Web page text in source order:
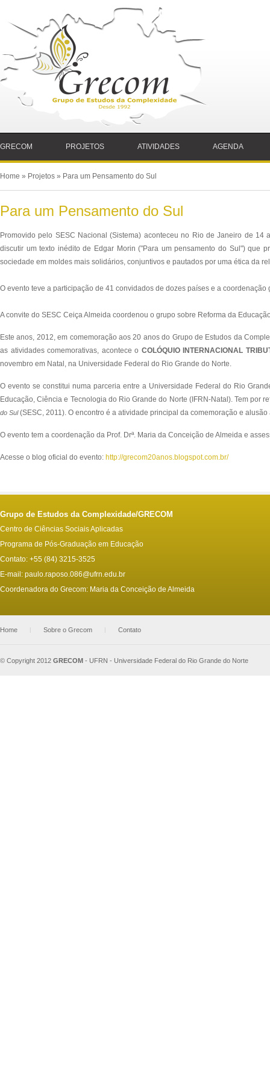
GRECOM PROJETOS ATIVIDADES AGENDA
Home » Projetos » Para um Pensamento do Sul
Para um Pensamento do Sul
Promovido pelo SESC Nacional (Sistema) aconteceu no Rio de Janeiro de
discutir um texto inédito de Edgar Morin ("Para um pensamento do Sul") que
sociedade em moldes mais solidários, conjuntivos e pautados por uma ética da
O evento teve a participação de 41 convidados de dozes países e a
A convite do SESC Ceiça Almeida coordenou o grupo sobre Reforma da
Este anos, 2012, em comemoração aos 20 anos do Grupo de Estudos da
as atividades comemorativas, acontece o COLÓQUIO INTERNACIONAL
novembro em Natal, na Universidade Federal do Rio Grande do Norte.
O evento se constitui numa parceria entre a Universidade Federal do Rio
Educação, Ciência e Tecnologia do Rio Grande do Norte (IFRN-Natal). Tem
do Sul(SESC, 2011). O encontro é a atividade principal da comemoração e
O evento tem a coordenação da Prof. Drª. Maria da Conceição de Almeida e
Acesse o blog oficial do evento: http://grecom20anos.blogspot.com.br/
Grupo de Estudos da Complexidade/GRECOM
Centro de Ciências Sociais Aplicadas
Programa de Pós-Graduação em Educação
Contato: +55 (84) 3215-3525
E-mail: paulo.raposo.086@ufrn.edu.br
Coordenadora do Grecom: Maria da Conceição de Almeida
Home | Sobre o Grecom | Contato
© Copyright 2012 GRECOM - UFRN - Universidade Federal do Rio Grande do Norte